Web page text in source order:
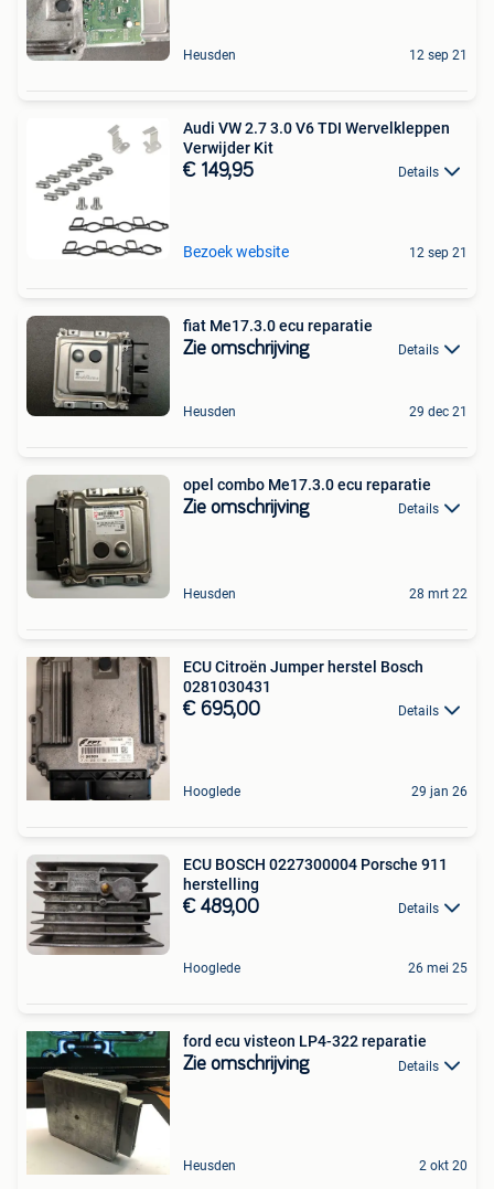
Heusden 12 sep 21
Audi VW 2.7 3.0 V6 TDI Wervelkleppen
Verwijder Kit
€ 149,95 Details
Bezoek website 12 sep 21
fiat Me17.3.0 ecu reparatie
Zie omschrijving Details
Heusden 29 dec 21
opel combo Me17.3.0 ecu reparatie
Zie omschrijving Details
Heusden 28 mrt 22
ECU Citroën Jumper herstel Bosch
0281030431
€ 695,00 Details
Hooglede 29 jan 26
ECU BOSCH 0227300004 Porsche 911
herstelling
€ 489,00 Details
Hooglede 26 mei 25
ford ecu visteon LP4-322 reparatie
Zie omschrijving Details
Heusden 2 okt 20